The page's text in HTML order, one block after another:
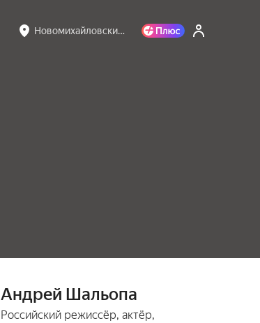
Новомихайловски…
Андрей Шальопа
Российский режиссёр, актёр,